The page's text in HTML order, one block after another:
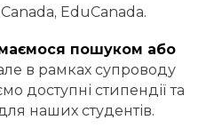
EduCanada.
пошуком або
в рамках супроводу
доступні стипендії та
наших студентів.